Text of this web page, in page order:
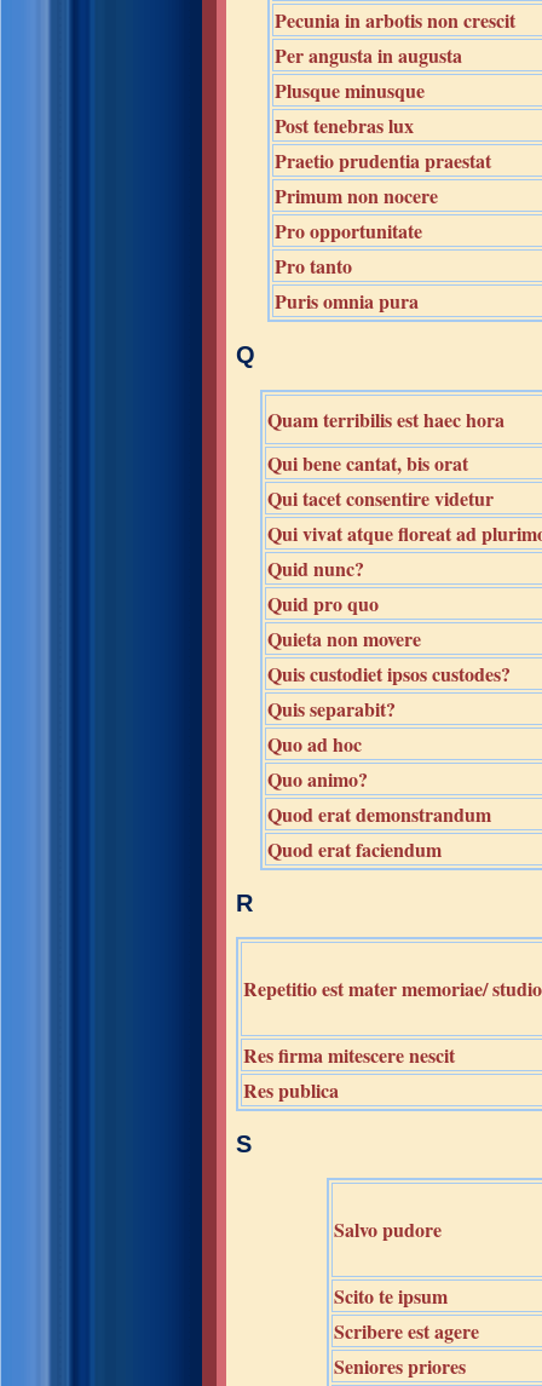
Pecunia in arbotis non crescit
Per angusta in augusta
Plusque minusque
Post tenebras lux
Praetio prudentia praestat
Primum non nocere
Pro opportunitate
Pro tanto
Puris omnia pura
Q
Quam terribilis est haec hora
Qui bene cantat, bis orat
Qui tacet consentire videtur
Qui vivat atque floreat ad
Quid nunc?
Quid pro quo
Quieta non movere
Quis custodiet ipsos custodes?
Quis separabit?
Quo ad hoc
Quo animo?
Quod erat demonstrandum
Quod erat faciendum
R
Repetitio est mater memoriae/
Res firma mitescere nescit
Res publica
S
Salvo pudore
Scito te ipsum
Scribere est agere
Seniores priores